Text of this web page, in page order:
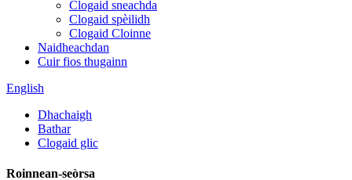
Clogaid sneachda
Clogaid spèilidh
Clogaid Cloinne
Naidheachdan
Cuir fios thugainn
English
Dhachaigh
Bathar
Clogaid glic
Roinnean-seòrsa